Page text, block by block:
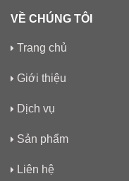
VỀ CHÚNG TÔI
Trang chủ
Giới thiệu
Dịch vụ
Sản phẩm
Liên hệ